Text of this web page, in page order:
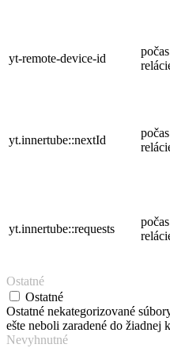
yt-remote-device-id
počas
yt.innertube::nextId
počas
yt.innertube::requests
počas
Ostatné
Ostatné
Ostatné nekategorizované
ešte neboli zaradené do žiadnej
Nevyhnutné